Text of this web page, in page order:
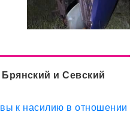
и Севский
к насилию в отношении